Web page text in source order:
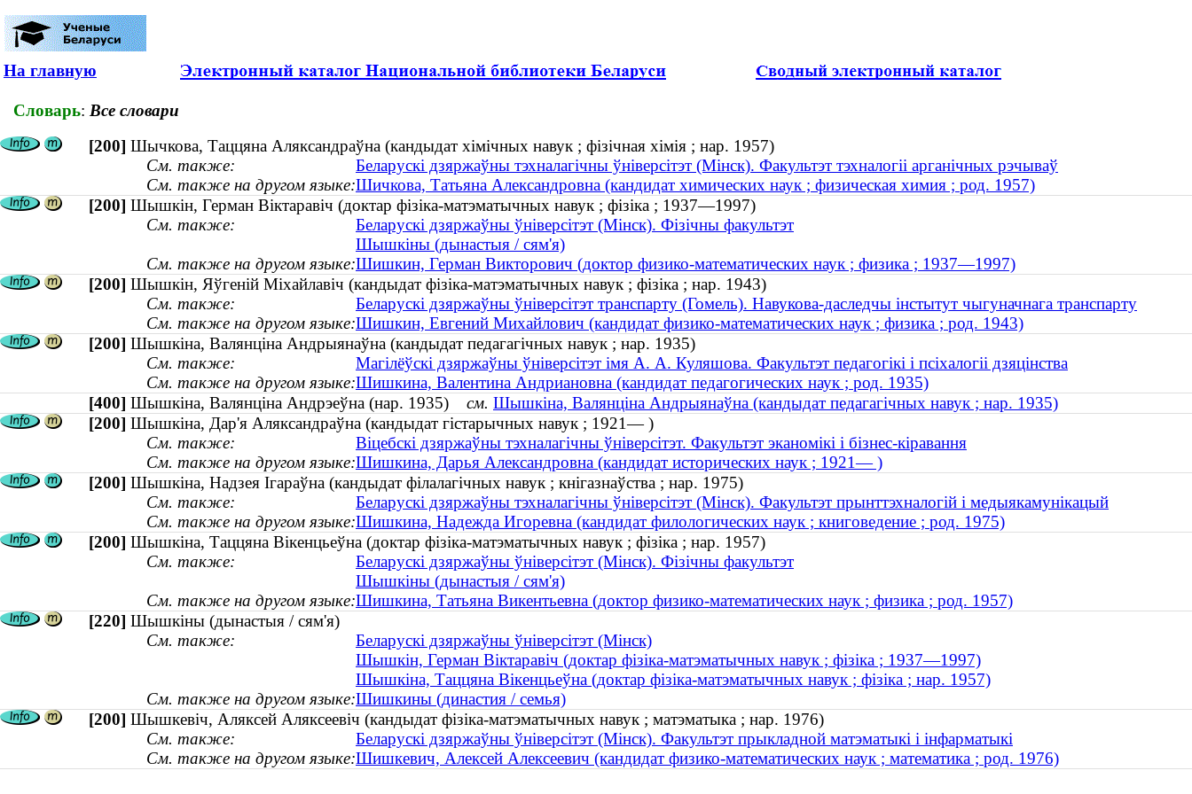
На главную
Словарь: Все словари
[200] Шычкова, Таццяна Аляксандраўна (кандыдат хімічных навук ; фізічная хімія ; нар. 1957)
См. также:
Беларускі дзяржаўны тэхналагічны ўніверсітэт (Мінск). Факультэт тэхналогіі арганічных рэчываў
См. также на другом языке:Шичкова, Татьяна Александровна (кандидат химических наук ; физическая химия ; род. 1957)
[200] Шышкін, Герман Віктаравіч (доктар фізіка-матэматычных навук ; фізіка ; 1937—1997)
См. также:
Беларускі дзяржаўны ўніверсітэт (Мінск). Фізічны факультэт
Шышкіны (дынастыя / сям'я)
См. также на другом языке:Шишкин, Герман Викторович (доктор физико-математических наук ; физика ; 1937—1997)
[200] Шышкін, Яўгеній Міхайлавіч (кандыдат фізіка-матэматычных навук ; фізіка ; нар. 1943)
См. также:
Беларускі дзяржаўны ўніверсітэт транспарту (Гомель). Навукова-даследчы інстытут чыгуначнага транспарту
См. также на другом языке:Шишкин, Евгений Михайлович (кандидат физико-математических наук ; физика ; род. 1943)
[200] Шышкіна, Валянціна Андрыянаўна (кандыдат педагагічных навук ; нар. 1935)
См. также:
Магілёўскі дзяржаўны ўніверсітэт імя А. А. Куляшова. Факультэт педагогікі і псіхалогіі дзяцінства
См. также на другом языке:Шишкина, Валентина Андриановна (кандидат педагогических наук ; род. 1935)
[400] Шышкіна, Валянціна Андрэеўна (нар. 1935) см. Шышкіна, Валянціна Андрыянаўна (кандыдат педагагічных навук ; нар. 1935)
[200] Шышкіна, Дар'я Аляксандраўна (кандыдат гістарычных навук ; 1921— )
См. также:
Віцебскі дзяржаўны тэхналагічны ўніверсітэт. Факультэт эканомікі і бізнес-кіравання
См. также на другом языке:Шишкина, Дарья Александровна (кандидат исторических наук ; 1921— )
[200] Шышкіна, Надзея Ігараўна (кандыдат філалагічных навук ; кнігазнаўства ; нар. 1975)
См. также:
Беларускі дзяржаўны тэхналагічны ўніверсітэт (Мінск). Факультэт прынттэхналогій і медыякамунікацый
См. также на другом языке:Шишкина, Надежда Игоревна (кандидат филологических наук ; книговедение ; род. 1975)
[200] Шышкіна, Таццяна Вiкенцьеўна (доктар фізіка-матэматычных навук ; фізіка ; нар. 1957)
См. также:
Беларускі дзяржаўны ўніверсітэт (Мінск). Фізічны факультэт
Шышкіны (дынастыя / сям'я)
См. также на другом языке:Шишкина, Татьяна Викентьевна (доктор физико-математических наук ; физика ; род. 1957)
[220] Шышкіны (дынастыя / сям'я)
См. также:
Беларускі дзяржаўны ўніверсітэт (Мінск)
Шышкін, Герман Віктаравіч (доктар фізіка-матэматычных навук ; фізіка ; 1937—1997)
Шышкіна, Таццяна Вiкенцьеўна (доктар фізіка-матэматычных навук ; фізіка ; нар. 1957)
См. также на другом языке:Шишкины (династия / семья)
[200] Шышкевiч, Аляксей Аляксеевiч (кандыдат фізіка-матэматычных навук ; матэматыка ; нар. 1976)
См. также:
Беларускі дзяржаўны ўніверсітэт (Мінск). Факультэт прыкладной матэматыкі і інфарматыкі
См. также на другом языке:Шишкевич, Алексей Алексеевич (кандидат физико-математических наук ; математика ; род. 1976)